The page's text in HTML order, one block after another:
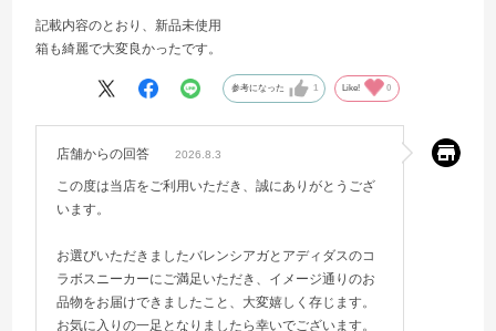
記載内容のとおり、新品未使用
箱も綺麗で大変良かったです。
参考になった 1 Like! 0
店舗からの回答 2026.8.3
この度は当店をご利用いただき、誠にありがとうござ
います。
お選びいただきましたバレンシアガとアディダスのコ
ラボスニーカーにご満足いただき、イメージ通りのお
品物をお届けできましたこと、大変嬉しく存じます。
お気に入りの一足となりましたら幸いでございます。